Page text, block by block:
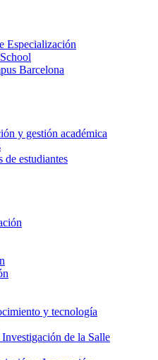
Especialización
Barcelona
y gestión académica
de estudiantes
y tecnología
de la Salle